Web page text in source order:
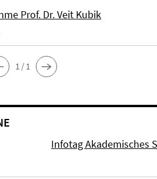
Prof. Dr. Veit Kubik
1 / 1
Infotag Akademisches